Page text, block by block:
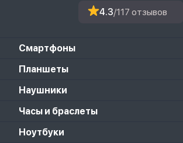
4.3/117 отзывов
Смартфоны
Redmi
Mi
Black Shark
Планшеты
Mi Pad 6S Pro
Mi Pad 7 Pro
Redmi Pad 2
Наушники
Mi FlipBuds Pro
Redmi Buds 3 Lite
Часы и браслеты
Xiaomi Watch
Ноутбуки